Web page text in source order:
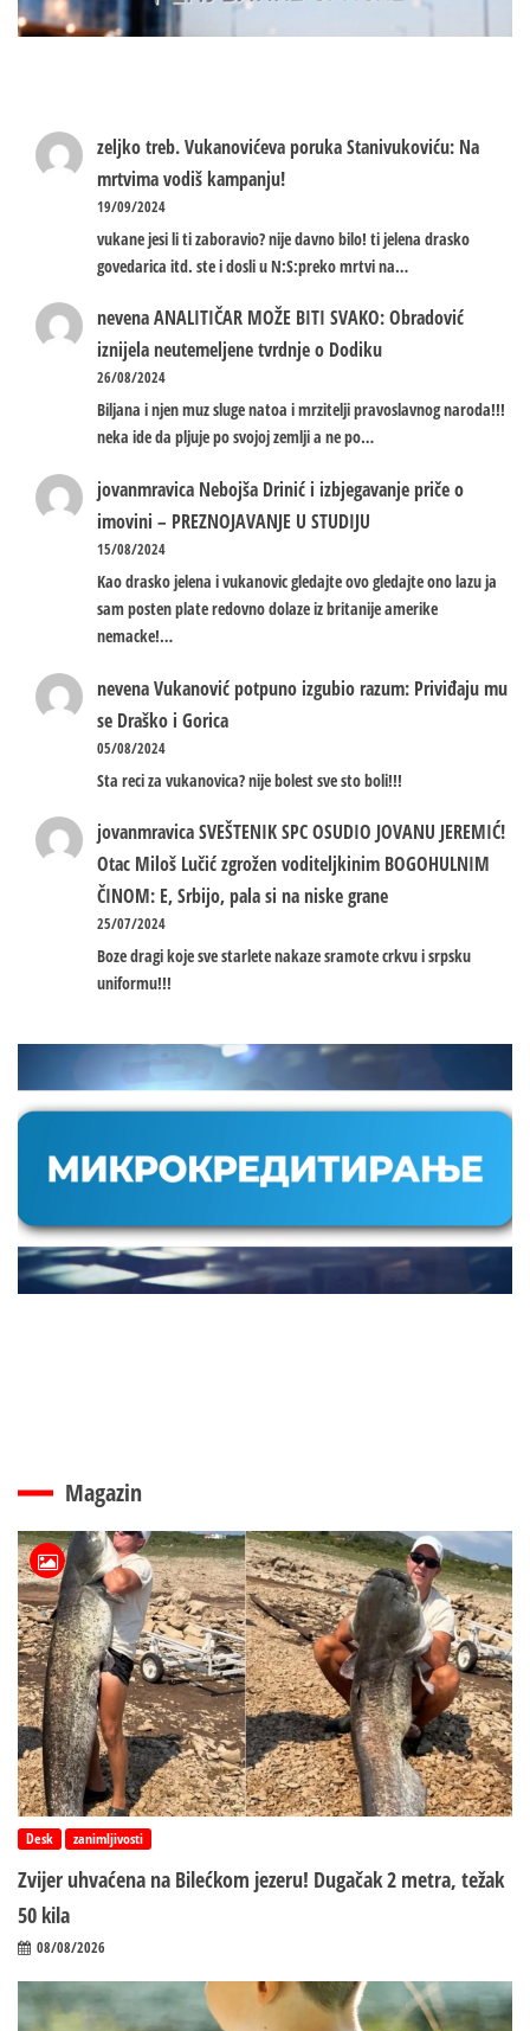
zeljko treb.Vukanovićeva poruka Stanivukoviću: Na
mrtvima vodiš kampanju!
19/09/2024
vukane jesi li ti zaboravio? nije davno bilo! ti jelena drasko
govedarica itd. ste i dosli u N:S:preko mrtvi na…
nevenaANALITIČAR MOŽE BITI SVAKO: Obradović
iznijela neutemeljene tvrdnje o Dodiku
26/08/2024
Biljana i njen muz sluge natoa i mrzitelji pravoslavnog naroda!!!
neka ide da pljuje po svojoj zemlji a ne po…
jovanmravica Nebojša Drinić i izbjegavanje priče o
imovini – PREZNOJAVANJE U STUDIJU
15/08/2024
Kao drasko jelena i vukanovic gledajte ovo gledajte ono lazu ja
sam posten plate redovno dolaze iz britanije amerike
nemacke!…
nevenaVukanović potpuno izgubio razum: Priviđaju mu
se Draško i Gorica
05/08/2024
Sta reci za vukanovica? nije bolest sve sto boli!!!
jovanmravicaSVEŠTENIK SPC OSUDIO JOVANU JEREMIĆ!
Otac Miloš Lučić zgrožen voditeljkinim BOGOHULNIM
ČINOM: E, Srbijo, pala si na niske grane
25/07/2024
Boze dragi koje sve starlete nakaze sramote crkvu i srpsku
uniformu!!!
Magazin
Desk zanimljivosti
Zvijer uhvaćena na Bilećkom jezeru! Dugačak 2 metra, težak
50 kila
08/08/2026